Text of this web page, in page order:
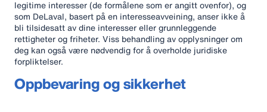
legitime interesser (de formålene som er angitt ovenfor), og
som DeLaval, basert på en interesseavveining, anser ikke å
bli tilsidesatt av dine interesser eller grunnleggende
rettigheter og friheter. Viss behandling av opplysninger om
deg kan også være nødvendig for å overholde juridiske
forpliktelser.
Oppbevaring og sikkerhet